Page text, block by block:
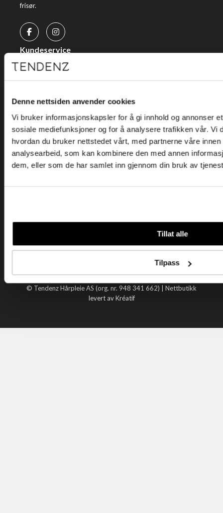
Denne nettsiden anvender cookies
Vi bruker informasjonskapsler for å gi innhold og annonser
sosiale mediefunksjoner og for å analysere trafikken vår. Vi
hvordan du bruker nettstedet vårt, med partnerne våre
analysearbeid, som kan kombinere den med annen
dem, eller som de har samlet inn gjennom din bruk av
Tillat alle
Tilpass
frisør.
Kundeservice
Kjøpsvilkår
Personvern
Holtegata 26, 0355 Oslo
Telefon: +47 22 92 50 00
E-post: kundeservice@tendenz.net
Nyttige lenker
Datablad
Om oss
Handle hos oss
© Tendenz Hårpleie AS (org. nr. 948 341 662) | Nettbutikk
levert av Kréatif